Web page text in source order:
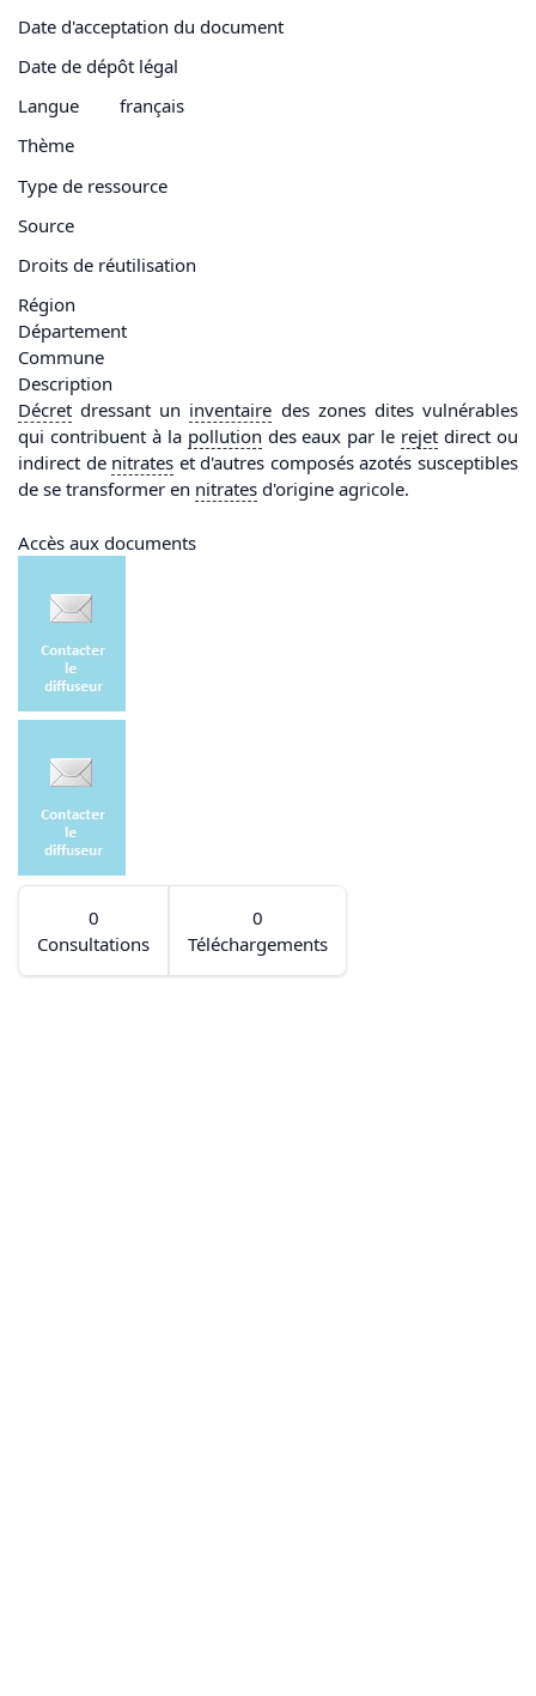
Date d'acceptation du document
Date de dépôt légal
Langue
français
Thème
Type de ressource
Source
Droits de réutilisation
Région
Département
Commune
Description
Décret dressant un inventaire des zones dites vulnérables
qui contribuent à la pollution des eaux par le rejet direct ou
indirect de nitrates et d'autres composés azotés susceptibles
de se transformer en nitrates d'origine agricole.
Accès aux documents
0
Consultations
0
Téléchargements